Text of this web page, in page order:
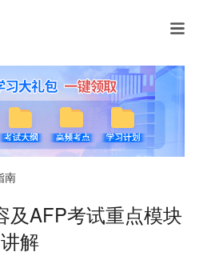
南
及AFP考试重点模块
讲解